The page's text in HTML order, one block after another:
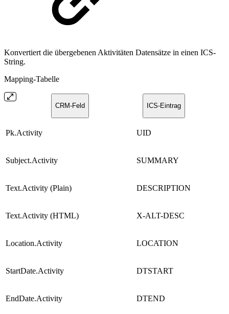
Konvertiert die übergebenen Aktivitäten Datensätze in einen ICS-
String.
Mapping-Tabelle
CRM-Feld ICS-Eintrag
Pk.Activity UID
Subject.Activity SUMMARY
Text.Activity (Plain) DESCRIPTION
Text.Activity (HTML) X-ALT-DESC
Location.Activity LOCATION
StartDate.Activity DTSTART
EndDate.Activity DTEND